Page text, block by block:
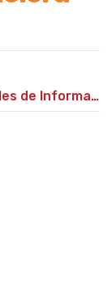
Diplomatura en Normas Internacionales de Información Financiera (NIIF)